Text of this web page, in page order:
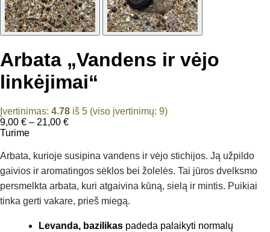
Arbata „Vandens ir vėjo
linkėjimai“
Įvertinimas: 4.78 iš 5 (viso įvertinimų: 9)
9,00 € – 21,00 €Price
through
21,00 €
Turime
Arbata, kurioje susipina vandens ir vėjo stichijos. Ją užpildo
gaivios ir aromatingos sėklos bei žolelės. Tai jūros dvelksmo
persmelkta arbata, kuri atgaivina kūną, sielą ir mintis. Puikiai
tinka gerti vakare, prieš miegą.
Levanda, bazilikas padeda palaikyti normalų